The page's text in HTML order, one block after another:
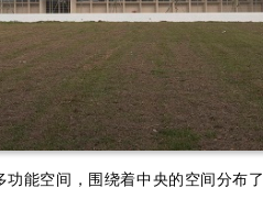
能空间，围绕着中央的空间分布